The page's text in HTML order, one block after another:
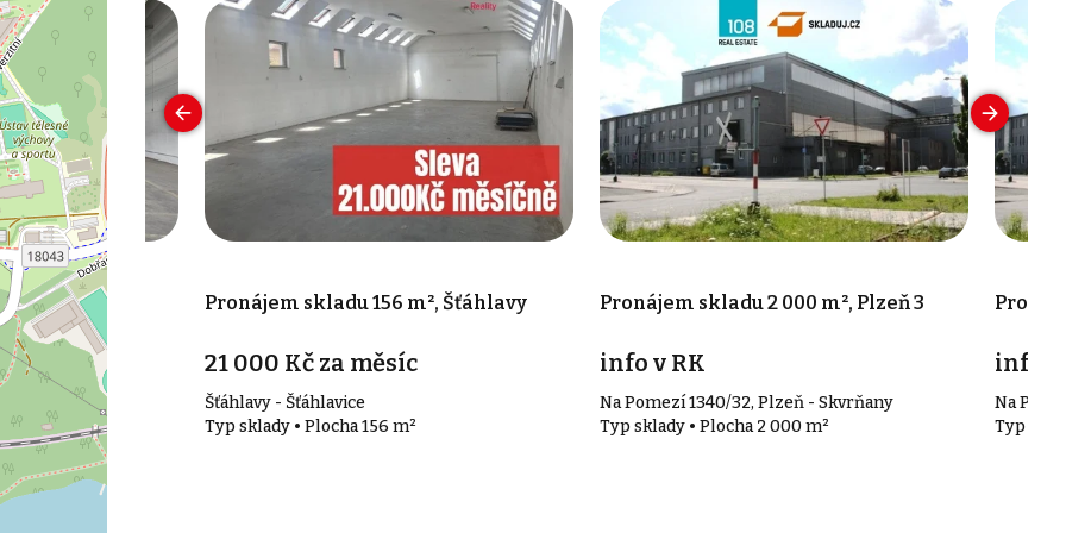
m², Plzeň
m²
Pronájem skladu 156 m², Šťáhlavy
21 000 Kč za měsíc
Šťáhlavy - Šťáhlavice
Typ sklady • Plocha 156 m²
Pronájem skladu 2 000 m², Plzeň 3
info v RK
Na Pomezí 1340/32, Plzeň - Skvrňany
Typ sklady • Plocha 2 000 m²
info v
Na
Typ